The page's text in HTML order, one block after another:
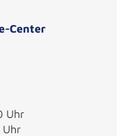
Center
Uhr
Uhr